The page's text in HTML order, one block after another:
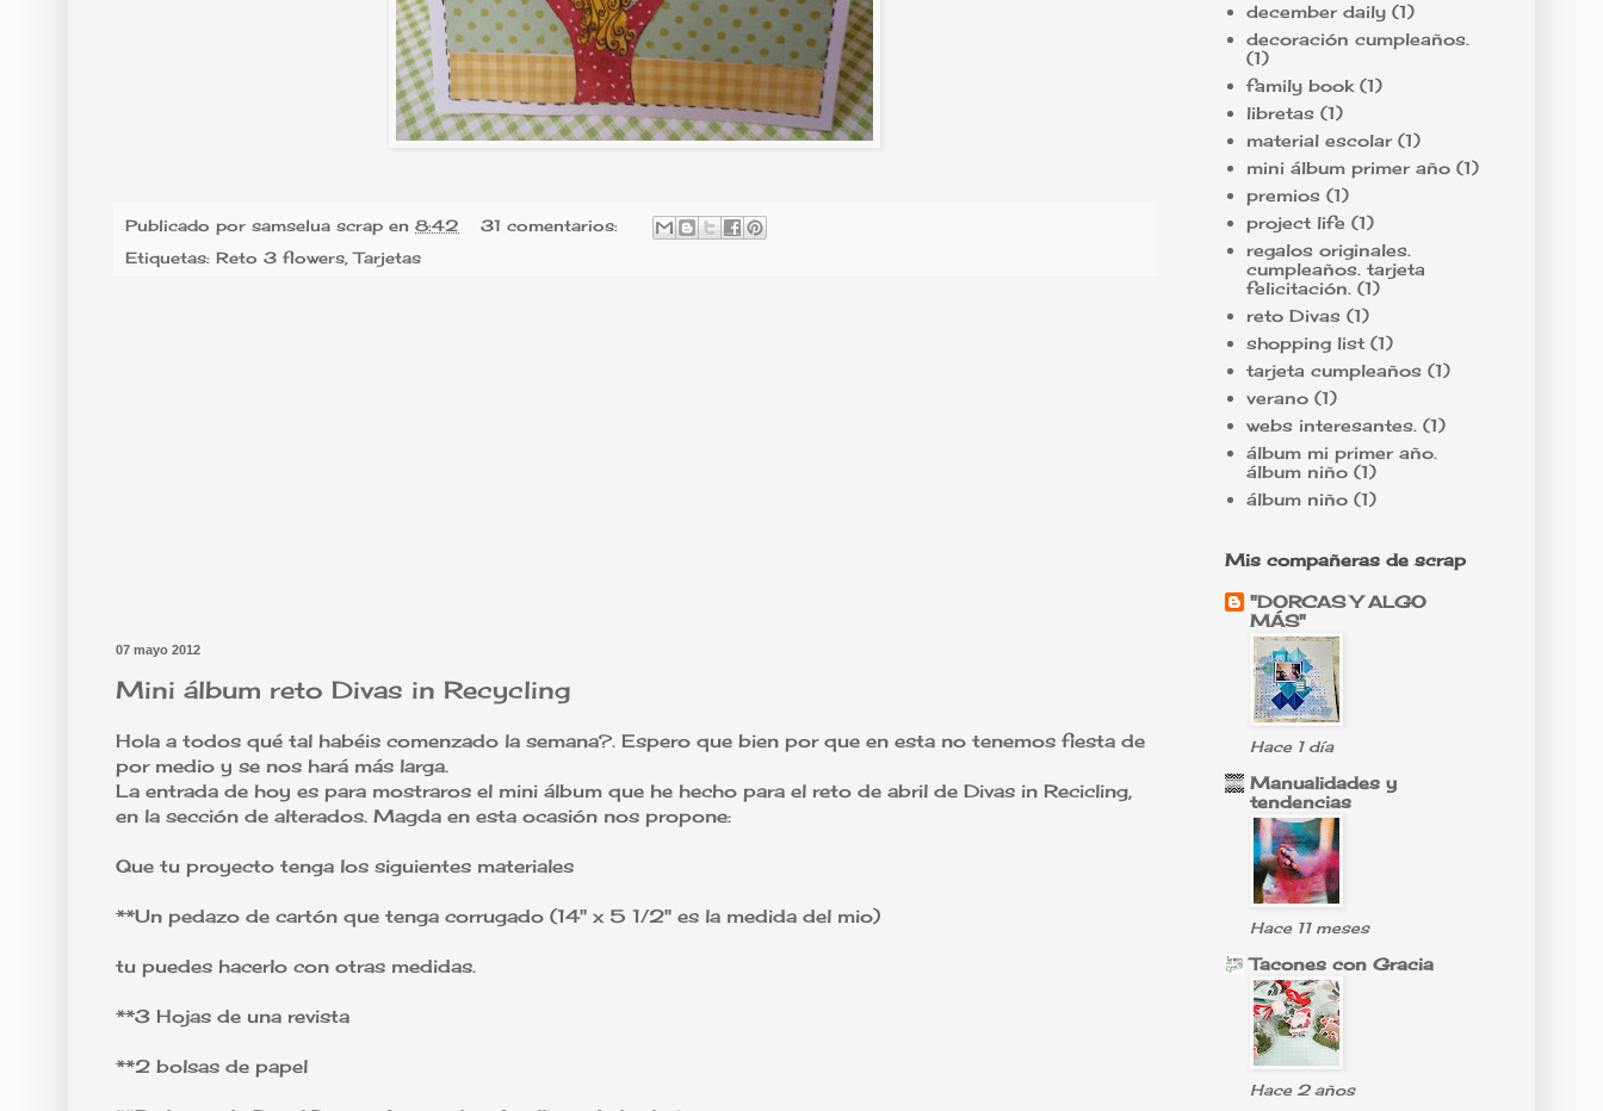
Publicado por samselua scrap en 8:42
31 comentarios:
Etiquetas: Reto 3 flowers,Tarjetas
07 mayo 2012
Mini álbum reto Divas in Recycling
Hola a todos qué tal habéis comenzado la semana?. Espero que bien por que en esta no tenemos fiesta de
por medio y se nos hará más larga.
La entrada de hoy es para mostraros el mini álbum que he hecho para el reto de abril de Divas in Recicling,
en la sección de alterados. Magda en esta ocasión nos propone:
Que tu proyecto tenga los siguientes materiales
**Un pedazo de cartón que tenga corrugado (14" x 5 1/2" es la medida del mio)
tu puedes hacerlo con otras medidas.
**3 Hojas de una revista
**2 bolsas de papel
december daily (1)
decoración cumpleaños.
(1)
family book (1)
libretas (1)
material escolar (1)
mini álbum primer año (1)
premios (1)
project life (1)
regalos originales.
cumpleaños. tarjeta
felicitación. (1)
reto Divas (1)
shopping list (1)
tarjeta cumpleaños (1)
verano (1)
webs interesantes. (1)
álbum mi primer año.
álbum niño (1)
álbum niño (1)
Mis compañeras de scrap
"DORCAS Y ALGO
MÁS"
Hace 1 día
Manualidades y
tendencias
Hace 11 meses
Tacones con Gracia
Hace 2 años